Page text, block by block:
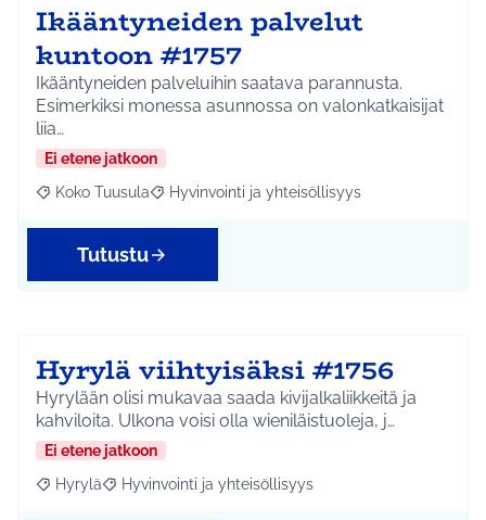
Ikääntyneiden palvelut
kuntoon #1757
Ikääntyneiden palveluihin saatava parannusta.
Esimerkiksi monessa asunnossa on valonkatkaisijat
liia…
Ei etene jatkoon
Rajaa tulokset aihepiirin mukaan: Koko Tuusula
Koko Tuusula Rajaa tulokset teeman mukaan: Hyvinvointi ja
Hyvinvointi ja yhteisöllisyys
Tutustu
Hyrylä viihtyisäksi #1756
Hyrylään olisi mukavaa saada kivijalkaliikkeitä ja
kahviloita. Ulkona voisi olla wieniläistuoleja, j…
Ei etene jatkoon
Rajaa tulokset aihepiirin mukaan: Hyrylä
Hyrylä Rajaa tulokset teeman mukaan: Hyvinvointi ja
Hyvinvointi ja yhteisöllisyys